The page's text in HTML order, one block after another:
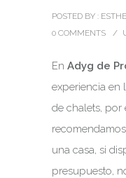
POSTED BY :
0 COMMENTS
/
En Adyg de
experiencia en
de chalets, por
una casa, si
presupuesto,